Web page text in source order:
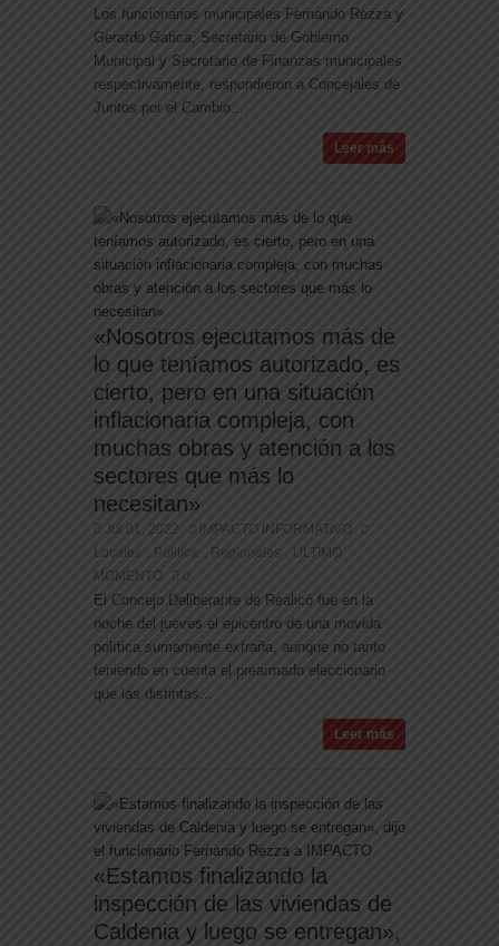
Los funcionarios municipales Fernando Rezza y
Gerardo Gatica, Secretario de Gobierno
Municipal y Secretario de Finanzas municipales
respectivamente, respondieron a Concejales de
Juntos por el Cambio...
Leer más
«Nosotros ejecutamos más de
lo que teníamos autorizado, es
cierto, pero en una situación
inflacionaria compleja, con
muchas obras y atención a los
sectores que más lo
necesitan»
Jul 01, 2022
IMPACTO INFORMATIVO
Locales
Politica Regionales
ULTIMO
MOMENTO
0
El Concejo Deliberante de Realicó fue en la
noche del jueves el epicentro de una movida
política sumamente extraña, aunque no tanto
teniendo en cuenta el prearmado eleccionario
que las distintas...
Leer más
«Estamos finalizando la
inspección de las viviendas de
Caldenia y luego se entregan»,